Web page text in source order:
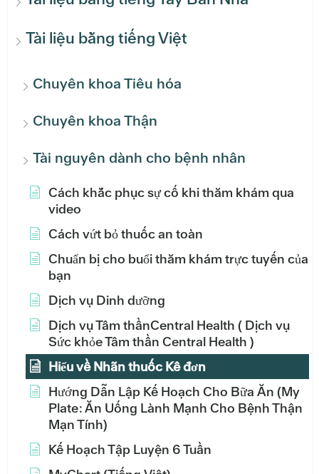
Tài liệu bằng tiếng Việt
Chuyên khoa Tiêu hóa
Chuyên khoa Thận
Tài nguyên dành cho bệnh nhân
Cách khắc phục sự cố khi thăm khám qua
video
Cách vứt bỏ thuốc an toàn
Chuẩn bị cho buổi thăm khám trực tuyến của
bạn
Dịch vụ Dinh dưỡng
Dịch vụ Tâm thầnCentral Health ( Dịch vụ
Sức khỏe Tâm thần Central Health )
Hiểu về Nhãn thuốc Kê đơn
Hướng Dẫn Lập Kế Hoạch Cho Bữa Ăn (My
Plate: Ăn Uống Lành Mạnh Cho Bệnh Thận
Mạn Tính)
Kế Hoạch Tập Luyện 6 Tuần